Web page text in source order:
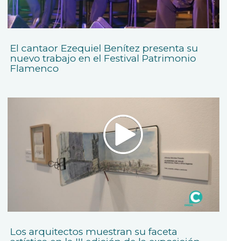
El cantaor Ezequiel Benítez presenta su
nuevo trabajo en el Festival Patrimonio
Flamenco
Los arquitectos muestran su faceta